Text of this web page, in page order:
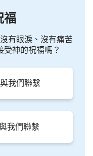
福
有眼淚、沒有痛苦
神的祝福嗎？
我們聯繫
我們聯繫